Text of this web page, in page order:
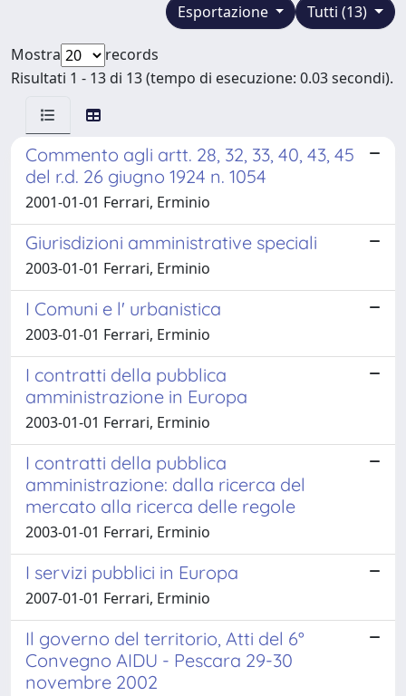
Tutti (13)
Esportazione
Mostra
records
Risultati 1 - 13 di 13 (tempo di esecuzione: 0.03 secondi).
Commento agli artt. 28, 32, 33, 40, 43, 45
del r.d. 26 giugno 1924 n. 1054
2001-01-01 Ferrari, Erminio
Giurisdizioni amministrative speciali
2003-01-01 Ferrari, Erminio
I Comuni e l' urbanistica
2003-01-01 Ferrari, Erminio
I contratti della pubblica
amministrazione in Europa
2003-01-01 Ferrari, Erminio
I contratti della pubblica
amministrazione: dalla ricerca del
mercato alla ricerca delle regole
2003-01-01 Ferrari, Erminio
I servizi pubblici in Europa
2007-01-01 Ferrari, Erminio
Il governo del territorio, Atti del 6°
Convegno AIDU - Pescara 29-30
novembre 2002